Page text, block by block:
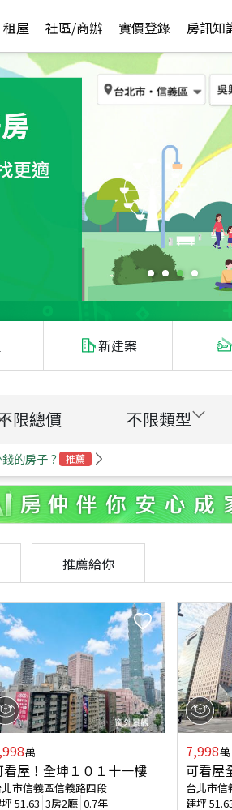
租屋 社區/商辦 實價登錄 房訊知
新建案
限總價 不限類型
的房子？ 推薦
推薦給你
萬
看屋！全坤１０１十一樓
市信義區信義路四段
51.63 3房2廳 0.7年
7,998萬
可看屋
台北市信
建坪